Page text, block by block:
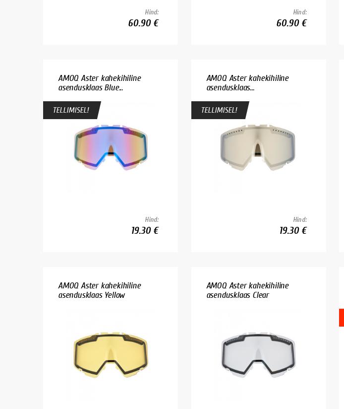
Hind:
60.90 €
Hind:
60.90 €
AMOQ Aster kahekihiline
asendusklaas Blue...
TELLIMISEL!
Hind:
19.30 €
AMOQ Aster kahekihiline
asendusklaas...
TELLIMISEL!
Hind:
19.30 €
AMOQ Aster kahekihiline
asendusklaas Yellow
AMOQ Aster kahekihiline
asendusklaas Clear